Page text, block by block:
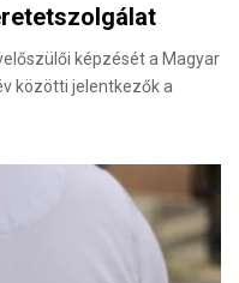
képzését a Magyar
közötti jelentkezők a